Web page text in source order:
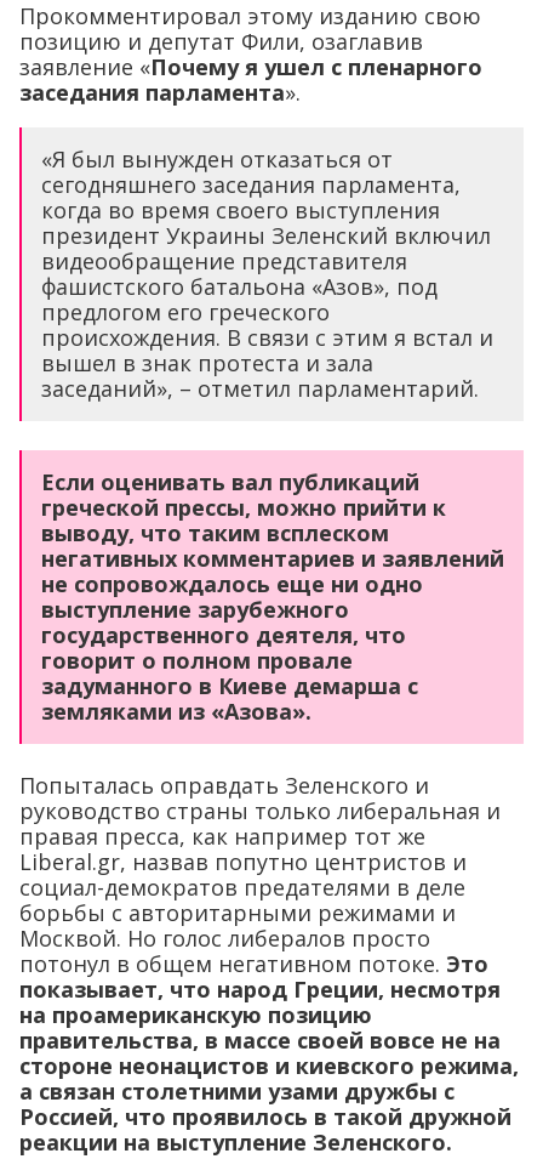
Прокомментировал этому изданию свою
позицию и депутат Фили, озаглавив
заявление «Почему я ушел с пленарного
заседания парламента».
«Я был вынужден отказаться от
сегодняшнего заседания парламента,
когда во время своего выступления
президент Украины Зеленский включил
видеообращение представителя
фашистского батальона «Азов», под
предлогом его греческого
происхождения. В связи с этим я встал и
вышел в знак протеста и зала
заседаний», – отметил парламентарий.
Если оценивать вал публикаций
греческой прессы, можно прийти к
выводу, что таким всплеском
негативных комментариев и заявлений
не сопровождалось еще ни одно
выступление зарубежного
государственного деятеля, что
говорит о полном провале
задуманного в Киеве демарша с
земляками из «Азова».
Попыталась оправдать Зеленского и
руководство страны только либеральная и
правая пресса, как например тот же
Liberal.gr, назвав попутно центристов и
социал-демократов предателями в деле
борьбы с авторитарными режимами и
Москвой. Но голос либералов просто
потонул в общем негативном потоке. Это
показывает, что народ Греции, несмотря
на проамериканскую позицию
правительства, в массе своей вовсе не на
стороне неонацистов и киевского режима,
а связан столетними узами дружбы с
Россией, что проявилось в такой дружной
реакции на выступление Зеленского.